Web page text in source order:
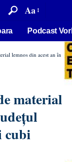
Aa
Podcast
lemnos din acest an în
material
cubi